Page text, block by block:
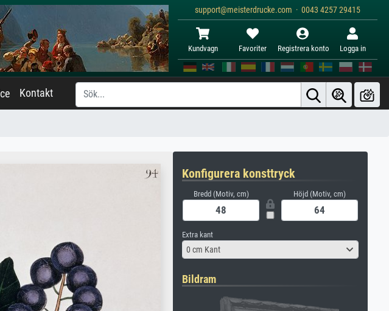
support@meisterdrucke.com · 0043 4257 29415
Kundvagn Favoriter Registrera konto Logga in
Kontakt
Konfigurera konsttryck
Bredd (Motiv, cm) Höjd (Motiv, cm)
Extra kant
0 cm Kant
Bildram